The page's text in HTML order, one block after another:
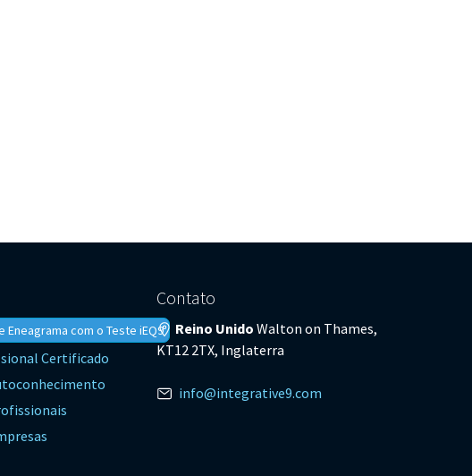
Eneagrama com o Teste iEQ9
Certificado
Contato
Reino Unido Walton on Thames,
KT12 2TX, Inglaterra
info@integrative9.com